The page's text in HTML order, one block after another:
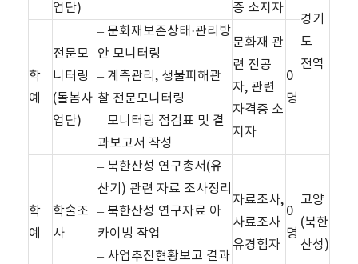
업단)
증 소지자
경기
도
전역
학
예
전문모
니터링
(돌봄사
업단)
– 문화재보존상태·관리방
안 모니터링
– 계측관리, 생물피해관
찰 전문모니터링
– 모니터링 점검표 및 결
과보고서 작성
문화재 관
련 전공
자, 관련
자격증 소
지자
0
명
학
예
학술조
사
– 북한산성 연구총서(유
산기) 관련 자료 조사정리
– 북한산성 연구자료 아
카이빙 작업
– 사업추진현황보고 결과
자료조사,
사료조사
유경험자
0
명
고양
(북한
산성)